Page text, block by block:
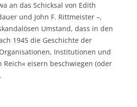
an das Schicksal von Edith
und John F. Rittmeister –,
Umstand, dass in den
1945 die Geschichte der
Institutionen und
eisern beschwiegen (oder